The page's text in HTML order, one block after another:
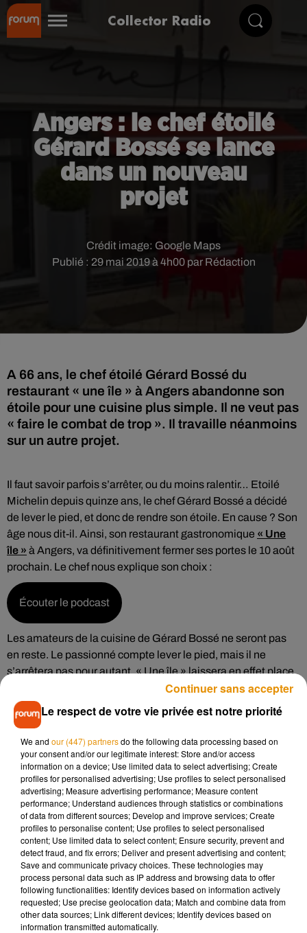
Collector Radio
Angers : le chef étoilé
Gérard Bossé se lance
dans un nouveau
projet
Publié : 29 mai 2019 à 4h00 par Rédaction
Crédit image: Google Maps
A 66 ans, le chef étoilé Gérard Bossé du
restaurant « une île » à Angers abandonne son
étoile pour une cuisine plus simple. Il ne veut pas
« faire le combat de trop ». Il travaille néanmoins
sur un autre projet.
Il faut savoir parfois s’arrêter, ou du moins ralentir… Etoilé
Michelin depuis quinze ans, le chef Gérard Bossé a décidé
de lever le pied, et donc de rendre son étoile. En cause ? Son
âge nous dit-il. Ainsi, son restaurant gastronomique « Une
île » à Angers, va définitivement fermer ses portes le 10 août
prochain. Le chef nous explique son choix :
Écouter le podcast
Les amateurs de la cuisine de Gérard Bossé ne seront pas
en reste. Le passionné compte lever le pied, mais il ne
s’arrêtera pas pour autant. « Une île » laissera en effet place
à une table d’hôte, « Une Presqu’île ». Des activités
culturelles autour du vin, de la gastronomie devraient
également être proposées par le chef :
Écouter le podcast
« Une Presqu’île »devrait ouvrir courant octobre, au même
endroit, rue Max Richard à Angers. Rendez-vous donc d’ici
quelques mois pour découvrir ce nouveau projet.
Le respect de votre vie privée est notre priorité
We and our (447) partnersdo the following data processing based on
your consent and/or our legitimate interest: Store and/or access
information on a device; Use limited data to select advertising; Create
profiles for personalised advertising; Use profiles to select personalised
advertising; Measure advertising performance; Measure content
performance; Understand audiences through statistics or combinations
of data from different sources; Develop and improve services; Create
profiles to personalise content; Use profiles to select personalised
content; Use limited data to select content; Ensure security, prevent and
detect fraud, and fix errors; Deliver and present advertising and content;
Save and communicate privacy choices. These technologies may
process personal data such as IP address and browsing data to offer
following functionalities: Identify devices based on information actively
requested; Use precise geolocation data; Match and combine data from
other data sources; Link different devices; Identify devices based on
information transmitted automatically.
Continuer sans accepter